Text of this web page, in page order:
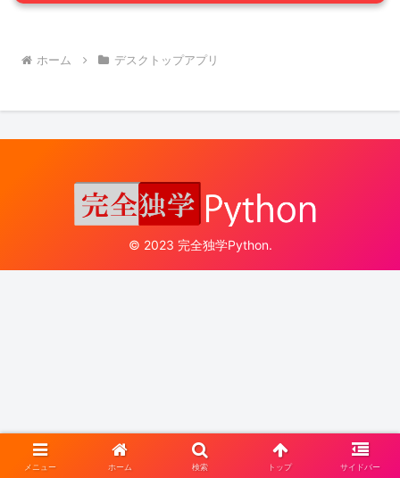
ホーム デスクトップアプリ
© 2023 完全独学Python.
メニュー ホーム 検索 トップ サイドバー